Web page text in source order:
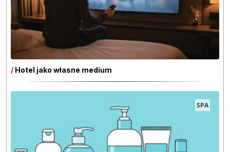
/ Hotel jako własne medium
SPA